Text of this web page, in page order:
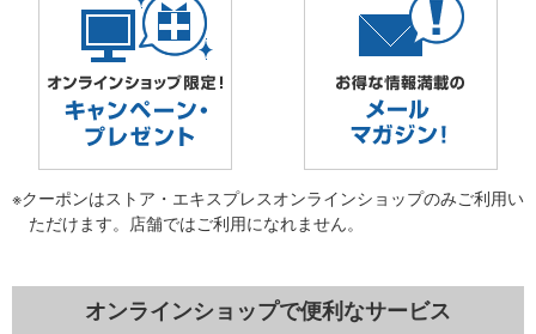
※クーポンはストア・エキスプレスオンラインショップのみご利用い
ただけます。店舗ではご利用になれません。
オンラインショップで便利なサービス